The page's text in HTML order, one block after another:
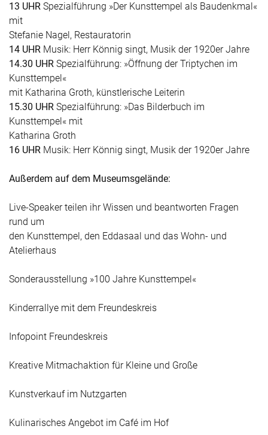
13 UHR Spezialführung »Der Kunsttempel als Baudenkmal«
mit
Stefanie Nagel, Restauratorin
14 UHR Musik: Herr Könnig singt, Musik der 1920er Jahre
14.30 UHR Spezialführung: »Öffnung der Triptychen im
Kunsttempel«
mit Katharina Groth, künstlerische Leiterin
15.30 UHR Spezialführung: »Das Bilderbuch im
Kunsttempel« mit
Katharina Groth
16 UHR Musik: Herr Könnig singt, Musik der 1920er Jahre
Außerdem auf dem Museumsgelände:
Live-Speaker teilen ihr Wissen und beantworten Fragen
rund um
den Kunsttempel, den Eddasaal und das Wohn- und
Atelierhaus
Sonderausstellung »100 Jahre Kunsttempel«
Kinderrallye mit dem Freundeskreis
Infopoint Freundeskreis
Kreative Mitmachaktion für Kleine und Große
Kunstverkauf im Nutzgarten
Kulinarisches Angebot im Café im Hof